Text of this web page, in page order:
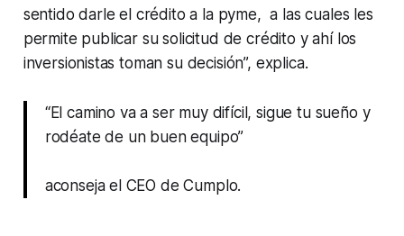
sentido darle el crédito a la pyme, a las cuales les
permite publicar su solicitud de crédito y ahí los
inversionistas toman su decisión”, explica.
“El camino va a ser muy difícil, sigue tu sueño y
rodéate de un buen equipo”
aconseja el CEO de Cumplo.